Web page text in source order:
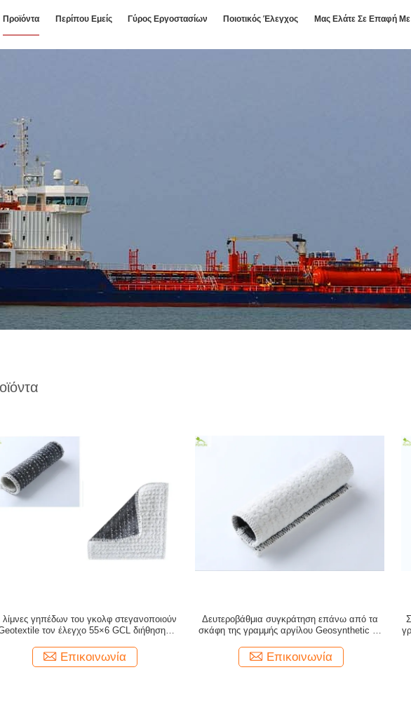
Προϊόντα Περίπου Εμείς Γύρος Εργοστασίων Ποιοτικός Έλεγχος Μας Ελάτε Σε Επαφή Με
λίμνες γηπέδων του γκολφ στεγανοποιούν
τον έλεγχο 55×6 GCL διήθησης
Επικοινωνία
Δευτεροβάθμια συγκράτηση επάνω από τα
σκάφη της γραμμής αργίλου Geosynthetic με
Επικοινωνία